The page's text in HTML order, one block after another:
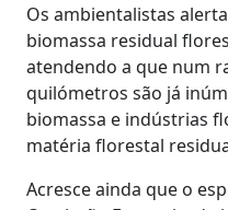
Os ambientalistas
biomassa residual
atendendo a que num
quilómetros são já
biomassa e indústrias
matéria florestal
Acresce ainda que o